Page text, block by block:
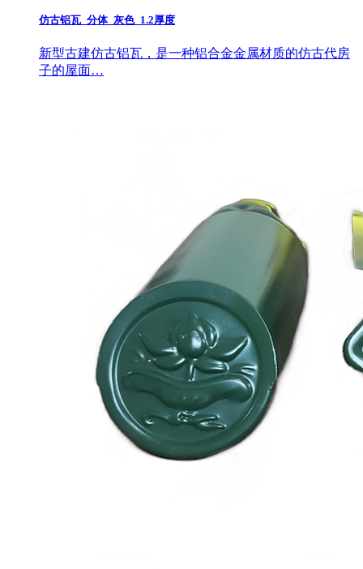
仿古铝瓦_分体_灰色_1.2厚度
新型古建仿古铝瓦，是一种铝合金金属材质的仿古代房
子的屋面…